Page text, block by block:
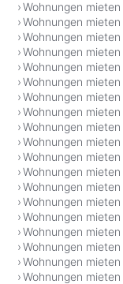
Wohnungen
Wohnungen
Wohnungen
Wohnungen
Wohnungen
Wohnungen
Wohnungen
Wohnungen
Wohnungen
Wohnungen
Wohnungen
Wohnungen
Wohnungen
Wohnungen
Wohnungen
Wohnungen
Wohnungen
Wohnungen
Wohnungen